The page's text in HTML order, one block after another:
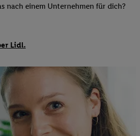
nach einem Unternehmen für dich?
Lidl.